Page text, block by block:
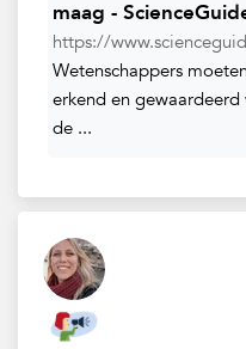
maag -
https://
Wetenschappers
erkend en
de ...